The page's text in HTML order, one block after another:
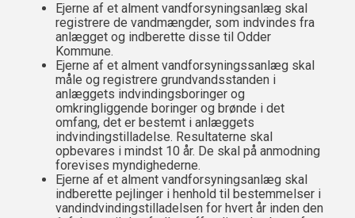
Ejerne af et alment vandforsyningsanlæg skal
registrere de vandmængder, som indvindes fra
anlægget og indberette disse til Odder
Kommune.
Ejerne af et alment vandforsyningssanlæg skal
måle og registrere grundvandsstanden i
anlæggets indvindingsboringer og
omkringliggende boringer og brønde i det
omfang, det er bestemt i anlæggets
indvindingstilladelse. Resultaterne skal
opbevares i mindst 10 år. De skal på anmodning
forevises myndighederne.
Ejerne af et alment vandforsyningsanlæg skal
indberette pejlinger i henhold til bestemmelser i
vandindvindingstilladelsen for hvert år inden den